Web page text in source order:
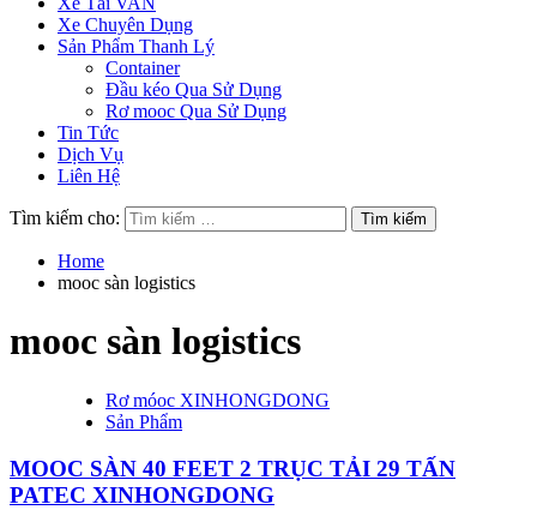
Xe Chuyên Dụng
Sản Phẩm Thanh Lý
Container
Đầu kéo Qua Sử Dụng
Rơ mooc Qua Sử Dụng
Tin Tức
Dịch Vụ
Liên Hệ
Tìm kiếm cho:
Home
mooc sàn logistics
mooc sàn logistics
Rơ móoc XINHONGDONG
Sản Phẩm
MOOC SÀN 40 FEET 2 TRỤC TẢI 29 TẤN
PATEC XINHONGDONG